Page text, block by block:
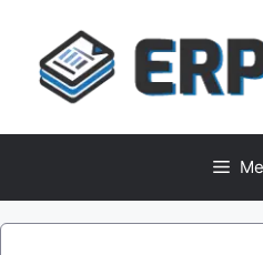
content